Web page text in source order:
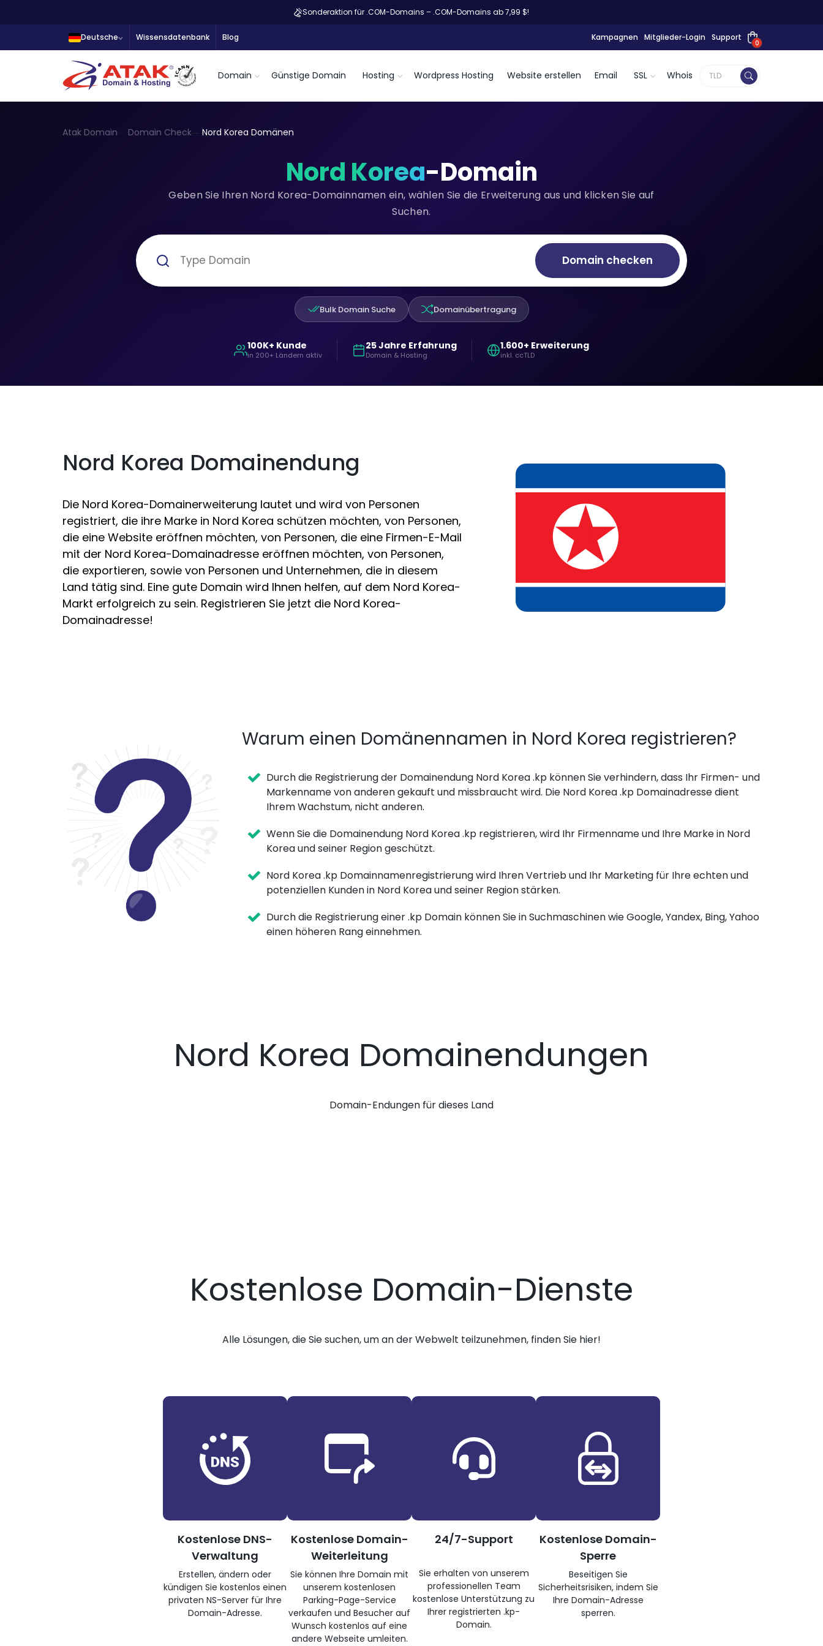
Sonderaktion für .COM-Domains – .COM-Domains ab 7,99 $!
Deutsche Wissensdatenbank Blog Kampagnen Mitglieder-Login Support
0
Domain Günstige Domain Hosting Wordpress Hosting Website erstellen Email SSL Whois
Atak Domain Domain Check Nord Korea Domänen
Nord Korea-Domain
Geben Sie Ihren Nord Korea-Domainnamen ein, wählen Sie die Erweiterung aus und klicken Sie auf
Suchen.
Domain checken
Bulk Domain Suche Domainübertragung
100K+ Kunde
in 200+ Ländern aktiv
25 Jahre Erfahrung
Domain & Hosting
1.600+ Erweiterung
inkl. ccTLD
Nord Korea Domainendung
Die Nord Korea-Domainerweiterung lautet und wird von Personen
registriert, die ihre Marke in Nord Korea schützen möchten, von Personen,
die eine Website eröffnen möchten, von Personen, die eine Firmen-E-Mail
mit der Nord Korea-Domainadresse eröffnen möchten, von Personen,
die exportieren, sowie von Personen und Unternehmen, die in diesem
Land tätig sind. Eine gute Domain wird Ihnen helfen, auf dem Nord Korea-
Markt erfolgreich zu sein. Registrieren Sie jetzt die Nord Korea-
Domainadresse!
Warum einen Domänennamen in Nord Korea registrieren?
Durch die Registrierung der Domainendung Nord Korea .kp können Sie verhindern, dass Ihr Firmen- und
Markenname von anderen gekauft und missbraucht wird. Die Nord Korea .kp Domainadresse dient
Ihrem Wachstum, nicht anderen.
Wenn Sie die Domainendung Nord Korea .kp registrieren, wird Ihr Firmenname und Ihre Marke in Nord
Korea und seiner Region geschützt.
Nord Korea .kp Domainnamenregistrierung wird Ihren Vertrieb und Ihr Marketing für Ihre echten und
potenziellen Kunden in Nord Korea und seiner Region stärken.
Durch die Registrierung einer .kp Domain können Sie in Suchmaschinen wie Google, Yandex, Bing, Yahoo
einen höheren Rang einnehmen.
Nord Korea Domainendungen
Domain-Endungen für dieses Land
Kostenlose Domain-Dienste
Alle Lösungen, die Sie suchen, um an der Webwelt teilzunehmen, finden Sie hier!
Kostenlose DNS-
Verwaltung
Erstellen, ändern oder
kündigen Sie kostenlos einen
privaten NS-Server für Ihre
Domain-Adresse.
Kostenlose Domain-
Weiterleitung
Sie können Ihre Domain mit
unserem kostenlosen
Parking-Page-Service
verkaufen und Besucher auf
Wunsch kostenlos auf eine
andere Webseite umleiten.
24/7-Support
Sie erhalten von unserem
professionellen Team
kostenlose Unterstützung zu
Ihrer registrierten .kp-
Domain.
Kostenlose Domain-
Sperre
Beseitigen Sie
Sicherheitsrisiken, indem Sie
Ihre Domain-Adresse
sperren.